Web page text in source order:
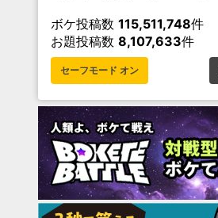
ボケ投稿数 115,511,748件
お題投稿数 8,107,633件
セーフモード オン